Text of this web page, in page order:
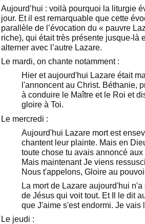
Aujourd’hui : voilà pourquoi la liturgie
jour. Et il est remarquable que cette
parallèle de l’évocation du « pauvre
riche), qui était très présente jusque-là
alterner avec l’autre Lazare.
Le mardi, on chante notamment :
Hier et aujourd'hui Lazare était
l'annoncent au Christ. Béthanie,
à conduire le Maître et le Roi et
gloire à Toi.
Le mercredi :
Aujourd'hui Lazare mort est
chantent leur plainte. Mais en
toute chose tu avais annoncé
Mais maintenant Je viens
Nous t'appelons, Gloire au
La mort de Lazare aujourd'hui
de Jésus qui voit tout. Et Il le dit
que J'aime s'est endormi. Je vais
Le jeudi :